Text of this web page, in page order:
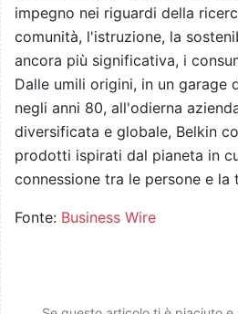
impegno nei riguardi della
comunità, l'istruzione, la
ancora più significativa, i
Dalle umili origini, in un garage
negli anni 80, all'odierna
diversificata e globale, Belkin
prodotti ispirati dal pianeta in
connessione tra le persone e la
Fonte: Business Wire